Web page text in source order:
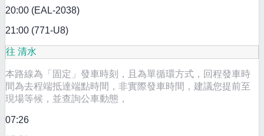
20:00 (EAL-2038)
21:00 (771-U8)
往 清水
本路線為「固定」發車時刻，且為單循環方式，回程發車時
間為去程端抵達端點時間，非實際發車時間，建議您提前至
現場等候，並查詢公車動態，
07:26